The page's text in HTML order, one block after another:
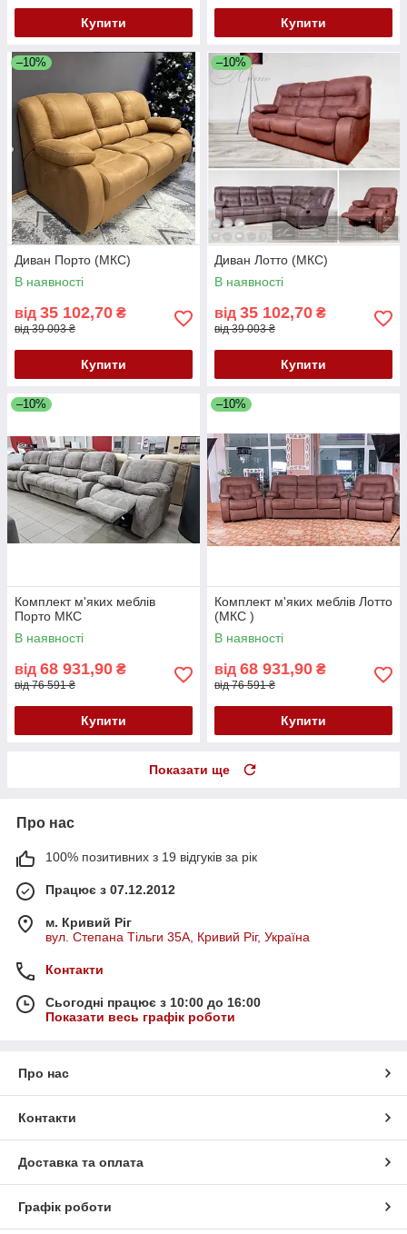
Купити Купити
–10%
Диван Порто (МКС)
В наявності
від 35 102,70 ₴
від 39 003 ₴
Купити
–10%
Диван Лотто (МКС)
В наявності
від 35 102,70 ₴
від 39 003 ₴
Купити
–10%
Комплект м'яких меблів
Порто МКС
В наявності
від 68 931,90 ₴
від 76 591 ₴
Купити
–10%
Комплект м'яких меблів Лотто
(МКС )
В наявності
від 68 931,90 ₴
від 76 591 ₴
Купити
Показати ще
Про нас
100% позитивних з 19 відгуків за рік
Працює з 07.12.2012
м. Кривий Ріг
вул. Степана Тільги 35А, Кривий Ріг, Україна
Контакти
Сьогодні працює з 10:00 до 16:00
Показати весь графік роботи
Про нас
Контакти
Доставка та оплата
Графік роботи